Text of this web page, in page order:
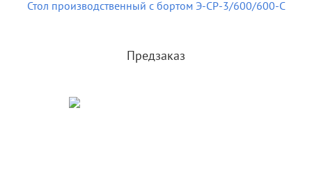
Стол производственный с бортом Э-СР-3/600/600-С
Предзаказ